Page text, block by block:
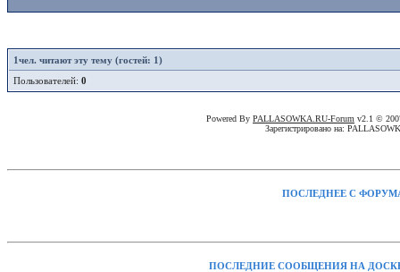
1чел. читают эту тему (гостей: 1)
Пользователей: 0
Powered By PALLASOWKA.RU-Forum v2.1 ©
Зарегистрировано на:
ПОСЛЕДНЕЕ С
ПОСЛЕДНИЕ СООБЩЕНИЯ НА